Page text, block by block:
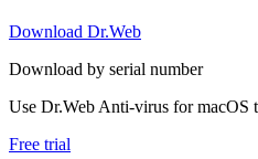
Download Dr.Web
Download by serial number
Use Dr.Web Anti-virus for macOS
Free trial